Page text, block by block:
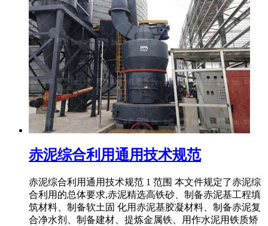
赤泥综合利用通用技术规范
赤泥综合利用通用技术规范 1 范围 本文件规定了赤泥综
合利用的总体要求,赤泥精选高铁砂、制备赤泥基工程填
筑材料、制备软土固 化用赤泥基胶凝材料、制备赤泥复
合净水剂、制备建材、提炼金属铁、用作水泥用铁质矫